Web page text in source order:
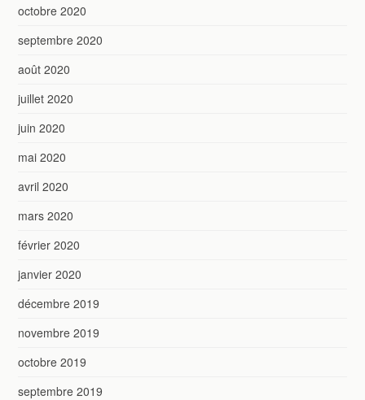
octobre 2020
septembre 2020
août 2020
juillet 2020
juin 2020
mai 2020
avril 2020
mars 2020
février 2020
janvier 2020
décembre 2019
novembre 2019
octobre 2019
septembre 2019